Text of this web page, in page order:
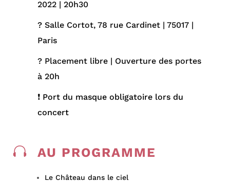
2022 | 20h30
? Salle Cortot, 78 rue Cardinet | 75017 |
Paris
? Placement libre | Ouverture des portes
à 20h
❗ Port du masque obligatoire lors du
concert
 AU PROGRAMME
Le Château dans le ciel